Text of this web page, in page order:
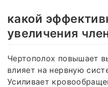
какой
увеличения
Чертополох повышает
влияет на нервную
Усиливает